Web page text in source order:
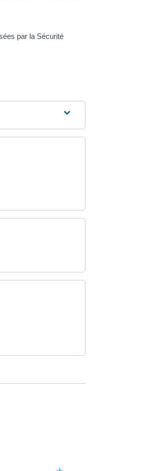
par la Sécurité